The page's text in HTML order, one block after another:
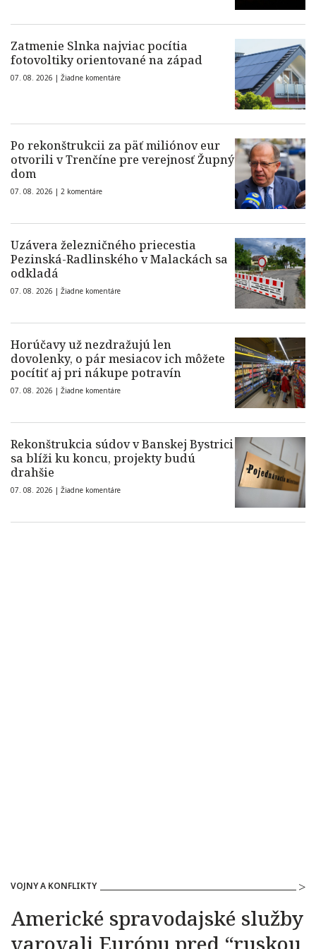
Zatmenie Slnka najviac pocítia
fotovoltiky orientované na západ
07. 08. 2026 | Žiadne komentáre
Po rekonštrukcii za päť miliónov eur
otvorili v Trenčíne pre verejnosť Župný
dom
07. 08. 2026 | 2 komentáre
Uzávera železničného priecestia
Pezinská-Radlinského v Malackách sa
odkladá
07. 08. 2026 | Žiadne komentáre
Horúčavy už nezdražujú len
dovolenky, o pár mesiacov ich môžete
pocítiť aj pri nákupe potravín
07. 08. 2026 | Žiadne komentáre
Rekonštrukcia súdov v Banskej Bystrici
sa blíži ku koncu, projekty budú
drahšie
07. 08. 2026 | Žiadne komentáre
VOJNY A KONFLIKTY
Americké spravodajské služby
varovali Európu pred “ruskou